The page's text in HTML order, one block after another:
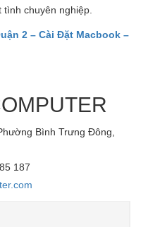
tình chuyên nghiệp.
2 – Cài Đặt Macbook –
Bình Trưng Đông,
187